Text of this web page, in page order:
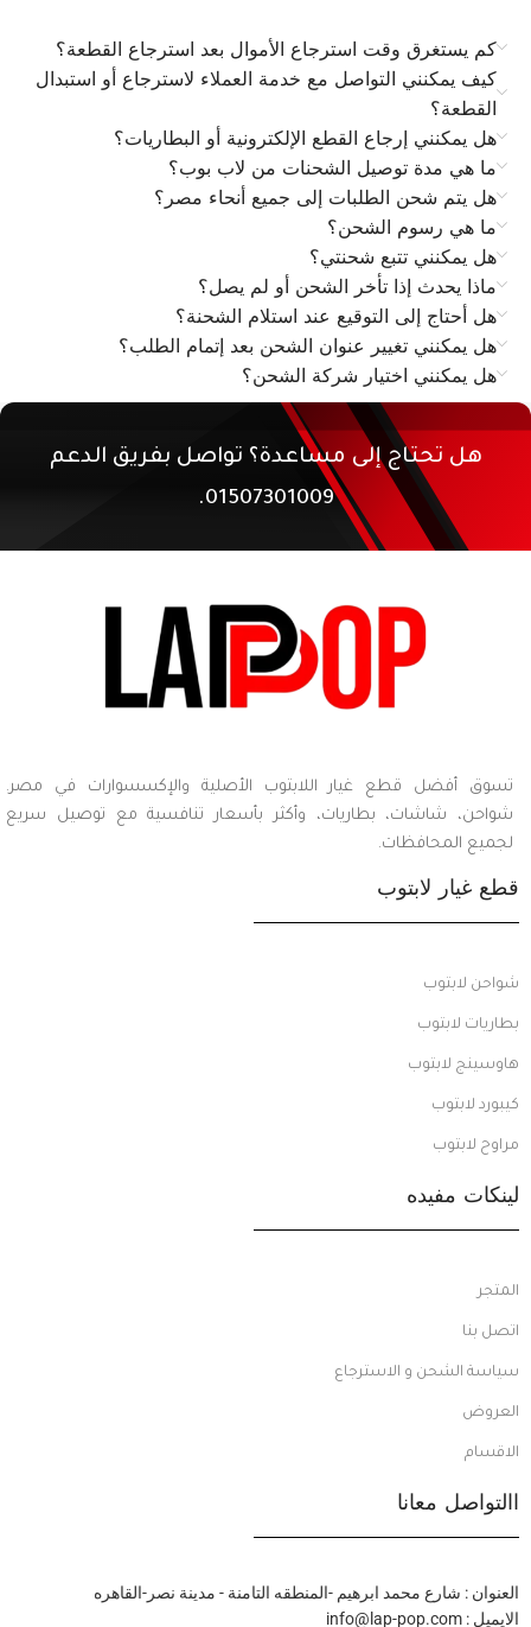
كم يستغرق وقت استرجاع الأموال بعد استرجاع القطعة؟
كيف يمكنني التواصل مع خدمة العملاء لاسترجاع أو استبدال
القطعة؟
هل يمكنني إرجاع القطع الإلكترونية أو البطاريات؟
ما هي مدة توصيل الشحنات من لاب بوب؟
هل يتم شحن الطلبات إلى جميع أنحاء مصر؟
ما هي رسوم الشحن؟
هل يمكنني تتبع شحنتي؟
ماذا يحدث إذا تأخر الشحن أو لم يصل؟
هل أحتاج إلى التوقيع عند استلام الشحنة؟
هل يمكنني تغيير عنوان الشحن بعد إتمام الطلب؟
هل يمكنني اختيار شركة الشحن؟
هل تحتاج إلى مساعدة؟ تواصل بفريق الدعم
01507301009.
تسوق أفضل قطع غيار اللابتوب الأصلية والإكسسوارات في مصر.
شواحن، شاشات، بطاريات، وأكثر بأسعار تنافسية مع توصيل سريع
لجميع المحافظات.
قطع غيار لابتوب
شواحن لابتوب
بطاريات لابتوب
هاوسينج لابتوب
كيبورد لابتوب
مراوح لابتوب
لينكات مفيده
المتجر
اتصل بنا
سياسة الشحن و الاسترجاع
العروض
الاقسام
االتواصل معانا
العنوان : شارع محمد ابرهيم -المنطقه التامنة - مدينة نصر-القاهره
الايميل : info@lap-pop.com